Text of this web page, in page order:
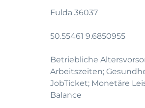
Fulda 36037
50.55461 9.6850955
Betriebliche
Arbeitszeiten;
JobTicket; Monetäre
Balance